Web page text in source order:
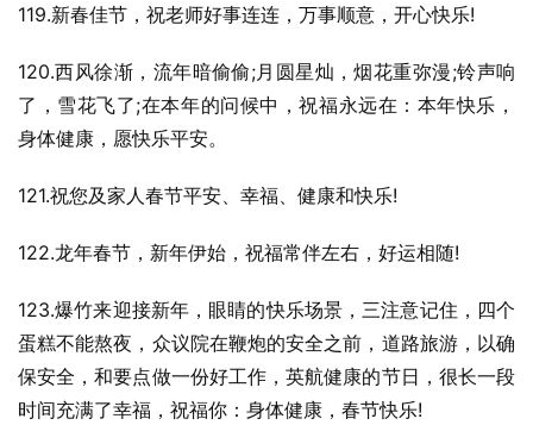
119.新春佳节，祝老师好事连连，万事顺意，开心快乐!
120.西风徐渐，流年暗偷偷;月圆星灿，烟花重弥漫;铃声响
了，雪花飞了;在本年的问候中，祝福永远在：本年快乐，
身体健康，愿快乐平安。
121.祝您及家人春节平安、幸福、健康和快乐!
122.龙年春节，新年伊始，祝福常伴左右，好运相随!
123.爆竹来迎接新年，眼睛的快乐场景，三注意记住，四个
蛋糕不能熬夜，众议院在鞭炮的安全之前，道路旅游，以确
保安全，和要点做一份好工作，英航健康的节日，很长一段
时间充满了幸福，祝福你：身体健康，春节快乐!